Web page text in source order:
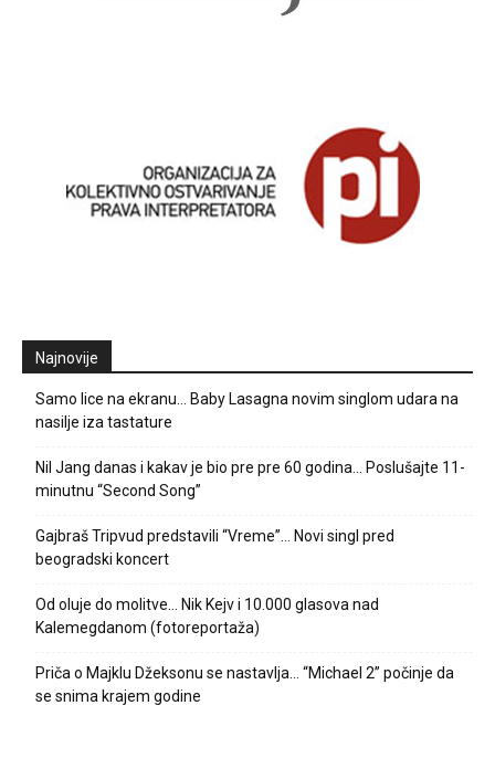
Najnovije
Samo lice na ekranu… Baby Lasagna novim singlom udara na
nasilje iza tastature
Nil Jang danas i kakav je bio pre pre 60 godina… Poslušajte 11-
minutnu “Second Song”
Gajbraš Tripvud predstavili “Vreme”… Novi singl pred
beogradski koncert
Od oluje do molitve… Nik Kejv i 10.000 glasova nad
Kalemegdanom (fotoreportaža)
Priča o Majklu Džeksonu se nastavlja… “Michael 2” počinje da
se snima krajem godine